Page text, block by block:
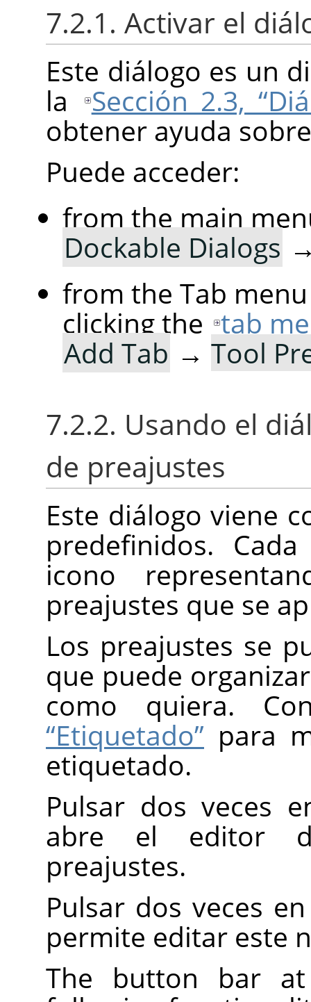
7.2.1. Activar el
Este diálogo es un
la
Sección 2.3,
obtener ayuda
Puede acceder:
from the main
Dockable Dialogs
from the Tab
clicking the tab
Add Tab → Tool
7.2.2. Usando el
de preajustes
Este diálogo viene
predefinidos.
icono
preajustes que se
Los preajustes se
que puede
como quiera.
“Etiquetado” para
etiquetado.
Pulsar dos veces
abre el editor
preajustes.
Pulsar dos veces
permite editar este
The button bar